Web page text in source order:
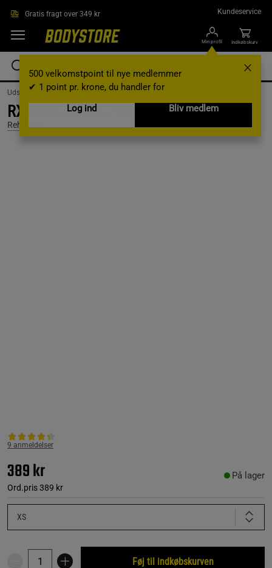
Gratis fragt over 349 kr Kundeservice
Min profil
500 velkomstpoint til nye medlemmer
✔ 1 point pr. krone, du handler for
Log ind
Bliv medlem
Indkøbskurv
Udstyr og tilbehør /Træningsudstyr /Støtte og beskyttelse
RX Knee Sleeve, 7mm, Black, XS
Rehband
9 anmeldelser
389 kr
Ord.pris389 kr
På lager
XS
Føj til indkøbskurven